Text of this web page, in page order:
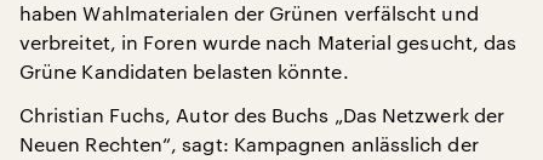
haben Wahlmaterialen der Grünen verfälscht und
verbreitet, in Foren wurde nach Material gesucht, das
Grüne Kandidaten belasten könnte.
Christian Fuchs, Autor des Buchs „Das Netzwerk der
Neuen Rechten“, sagt: Kampagnen anlässlich der